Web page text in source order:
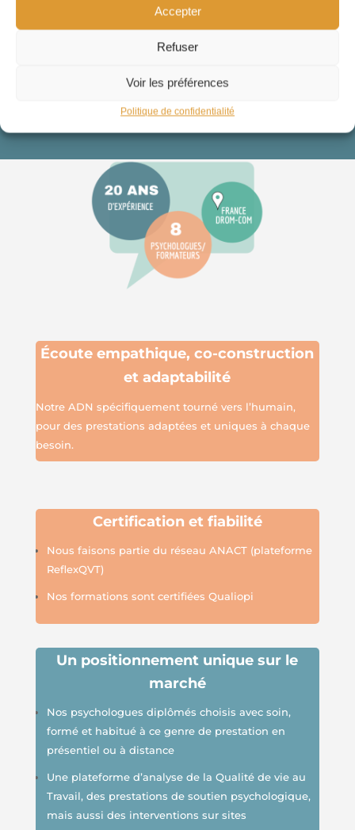
Accepter
Refuser
Voir les préférences
Politique de confidentialité
Écoute empathique,co-construction
et adaptabilité
Notre ADN spécifiquement tourné vers l’humain,
pour des prestations adaptées et uniques à chaque
besoin.
Certification et fiabilité
Nous faisons partie du réseau ANACT (plateforme
ReflexQVT)
Nos formations sont certifiées Qualiopi
Un positionnement unique sur le
marché
Nos psychologues diplômés choisis avec soin,
formé et habitué à ce genre de prestation en
présentiel ou à distance
Une plateforme d’analyse de la Qualité de vie au
Travail, des prestations de soutien psychologique,
mais aussi des interventions sur sites